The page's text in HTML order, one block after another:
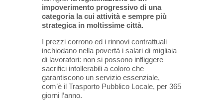
impoverimento progressivo di una
categoria la cui attività e sempre più
strategica in moltissime città.
I prezzi corrono ed i rinnovi contrattuali
inchiodano nella povertà i salari di migliaia
di lavoratori: non si possono infliggere
sacrifici intollerabili a coloro che
garantiscono un servizio essenziale,
com’è il Trasporto Pubblico Locale, per 365
giorni l’anno.